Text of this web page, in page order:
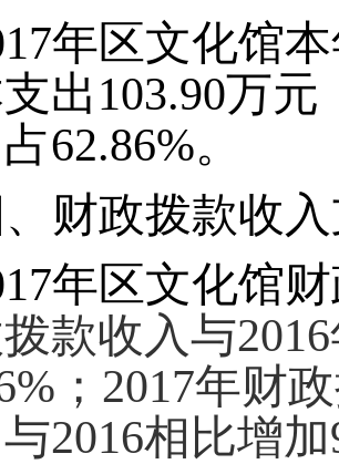
年区文化馆
出103.90万元
62.86%。
、财政拨款收
年区文化馆
款收入与2016
； 2017年财
与2016相比增加